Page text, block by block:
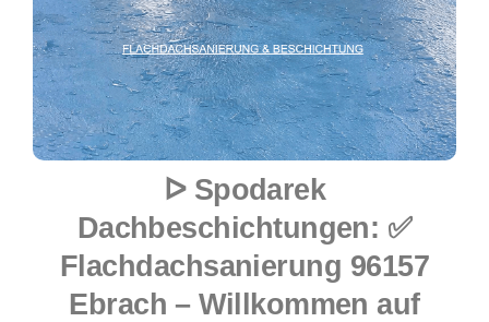
ᐅ Spodarek
Dachbeschichtungen: ✅
Flachdachsanierung 96157
Ebrach – Willkommen auf